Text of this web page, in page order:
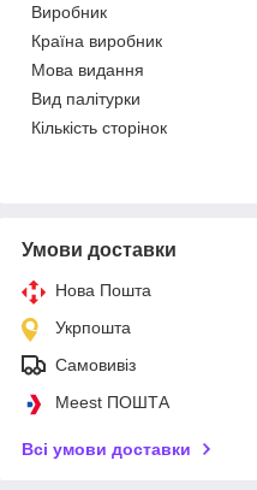
Виробник
Країна виробник
Мова видання
Вид палітурки
Кількість сторінок
Умови доставки
Нова Пошта
Укрпошта
Самовивіз
Meest ПОШТА
Всі умови доставки